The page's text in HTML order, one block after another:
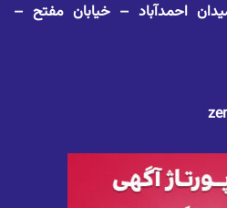
احمدآباد – خیابان مفتح –